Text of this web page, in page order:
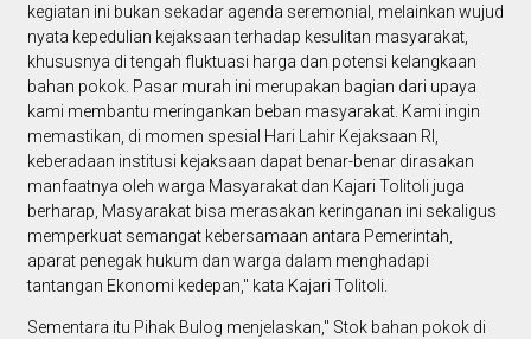
kegiatan ini bukan sekadar agenda seremonial, melainkan wujud
nyata kepedulian kejaksaan terhadap kesulitan masyarakat,
khususnya di tengah fluktuasi harga dan potensi kelangkaan
bahan pokok. Pasar murah ini merupakan bagian dari upaya
kami membantu meringankan beban masyarakat. Kami ingin
memastikan, di momen spesial Hari Lahir Kejaksaan RI,
keberadaan institusi kejaksaan dapat benar-benar dirasakan
manfaatnya oleh warga Masyarakat dan Kajari Tolitoli juga
berharap, Masyarakat bisa merasakan keringanan ini sekaligus
memperkuat semangat kebersamaan antara Pemerintah,
aparat penegak hukum dan warga dalam menghadapi
tantangan Ekonomi kedepan," kata Kajari Tolitoli.
Sementara itu Pihak Bulog menjelaskan," Stok bahan pokok di